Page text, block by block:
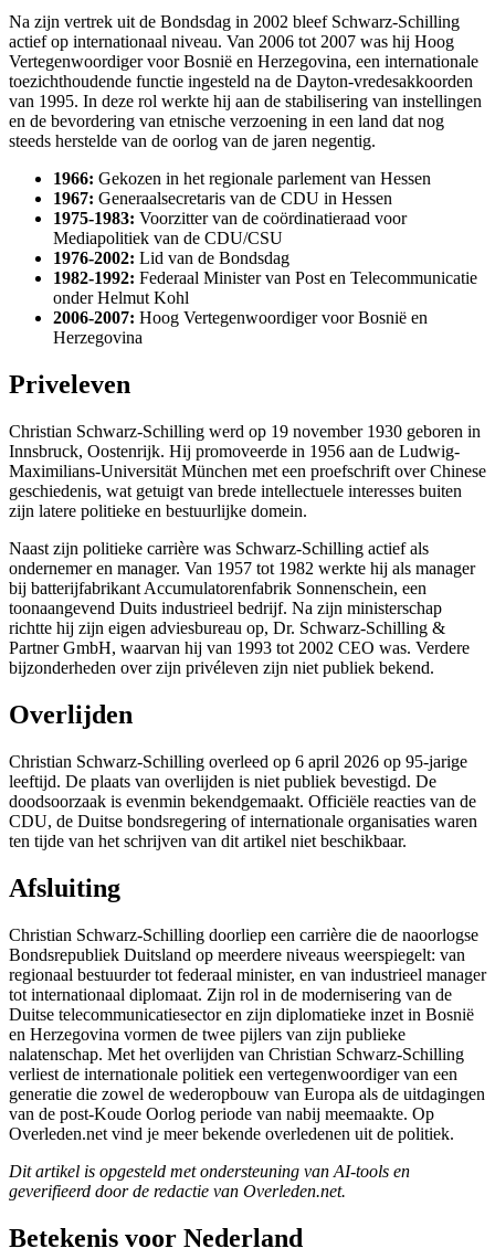
Na zijn vertrek uit de Bondsdag in 2002 bleef Schwarz-Schilling
actief op internationaal niveau. Van 2006 tot 2007 was hij Hoog
Vertegenwoordiger voor Bosnië en Herzegovina, een internationale
toezichthoudende functie ingesteld na de Dayton-vredesakkoorden
van 1995. In deze rol werkte hij aan de stabilisering van instellingen
en de bevordering van etnische verzoening in een land dat nog
steeds herstelde van de oorlog van de jaren negentig.
1966: Gekozen in het regionale parlement van Hessen
1967: Generaalsecretaris van de CDU in Hessen
1975-1983: Voorzitter van de coördinatieraad voor
Mediapolitiek van de CDU/CSU
1976-2002: Lid van de Bondsdag
1982-1992: Federaal Minister van Post en Telecommunicatie
onder Helmut Kohl
2006-2007: Hoog Vertegenwoordiger voor Bosnië en
Herzegovina
Priveleven
Christian Schwarz-Schilling werd op 19 november 1930 geboren in
Innsbruck, Oostenrijk. Hij promoveerde in 1956 aan de Ludwig-
Maximilians-Universität München met een proefschrift over Chinese
geschiedenis, wat getuigt van brede intellectuele interesses buiten
zijn latere politieke en bestuurlijke domein.
Naast zijn politieke carrière was Schwarz-Schilling actief als
ondernemer en manager. Van 1957 tot 1982 werkte hij als manager
bij batterijfabrikant Accumulatorenfabrik Sonnenschein, een
toonaangevend Duits industrieel bedrijf. Na zijn ministerschap
richtte hij zijn eigen adviesbureau op, Dr. Schwarz-Schilling &
Partner GmbH, waarvan hij van 1993 tot 2002 CEO was. Verdere
bijzonderheden over zijn privéleven zijn niet publiek bekend.
Overlijden
Christian Schwarz-Schilling overleed op 6 april 2026 op 95-jarige
leeftijd. De plaats van overlijden is niet publiek bevestigd. De
doodsoorzaak is evenmin bekendgemaakt. Officiële reacties van de
CDU, de Duitse bondsregering of internationale organisaties waren
ten tijde van het schrijven van dit artikel niet beschikbaar.
Afsluiting
Christian Schwarz-Schilling doorliep een carrière die de naoorlogse
Bondsrepubliek Duitsland op meerdere niveaus weerspiegelt: van
regionaal bestuurder tot federaal minister, en van industrieel manager
tot internationaal diplomaat. Zijn rol in de modernisering van de
Duitse telecommunicatiesector en zijn diplomatieke inzet in Bosnië
en Herzegovina vormen de twee pijlers van zijn publieke
nalatenschap. Met het overlijden van Christian Schwarz-Schilling
verliest de internationale politiek een vertegenwoordiger van een
generatie die zowel de wederopbouw van Europa als de uitdagingen
van de post-Koude Oorlog periode van nabij meemaakte. Op
Overleden.net vind je meer bekende overledenen uit de politiek.
Dit artikel is opgesteld met ondersteuning van AI-tools en
geverifieerd door de redactie van Overleden.net.
Betekenis voor Nederland